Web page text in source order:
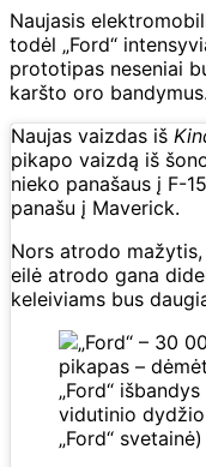
Naujasis
todėl „Ford“
prototipas neseniai
karšto oro bandymus.
Naujas vaizdas iš
pikapo vaizdą iš
nieko panašaus į F-
panašu į Maverick.
Nors atrodo mažytis,
eilė atrodo gana
keleiviams bus
„Ford“
vidutinio
„Ford“ svetainė)